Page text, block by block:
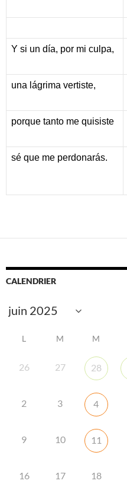
Y si un día, por mi culpa,
una lágrima vertiste,
porque tanto me quisiste
sé que me perdonarás.
CALENDRIER
L M M
26 27 28
2 3 4
9 10 11
16 17 18